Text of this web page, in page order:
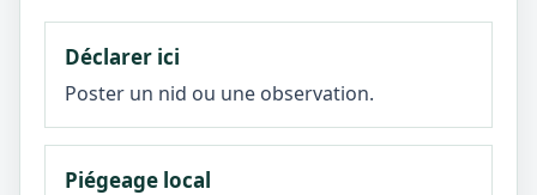
Déclarer ici
Poster un nid ou une observation.
Piégeage local